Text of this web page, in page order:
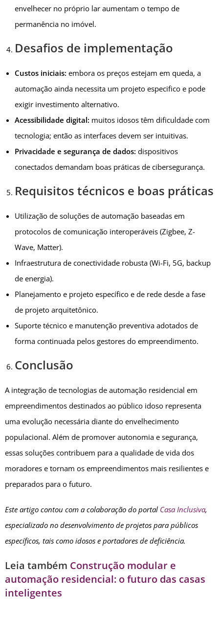
envelhecer no próprio lar aumentam o tempo de
permanência no imóvel.
Desafios de implementação
Custos iniciais: embora os preços estejam em queda, a
automação ainda necessita um projeto especifico e pode
exigir investimento alternativo.
Acessibilidade digital: muitos idosos têm dificuldade com
tecnologia; então as interfaces devem ser intuitivas.
Privacidade e segurança de dados: dispositivos
conectados demandam boas práticas de cibersegurança.
Requisitos técnicos e boas práticas
Utilização de soluções de automação baseadas em
protocolos de comunicação interoperáveis (Zigbee, Z-
Wave, Matter).
Infraestrutura de conectividade robusta (Wi-Fi, 5G, backup
de energia).
Planejamento e projeto específico e de rede desde a fase
de projeto arquitetônico.
Suporte técnico e manutenção preventiva adotados de
forma continuada pelos gestores do empreendimento.
Conclusão
A integração de tecnologias de automação residencial em
empreendimentos destinados ao público idoso representa
uma evolução necessária diante do envelhecimento
populacional. Além de promover autonomia e segurança,
essas soluções contribuem para a qualidade de vida dos
moradores e tornam os empreendimentos mais resilientes e
preparados para o futuro.
Este artigo contou com a colaboração do portal Casa Inclusiva,
especializado no desenvolvimento de projetos para públicos
específicos, tais como idosos e portadores de deficiência.
Leia também Construção modular e
automação residencial: o futuro das casas
inteligentes